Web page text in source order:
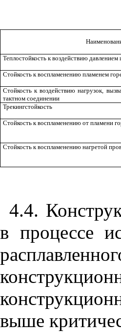
Теплостойкость к воздействию давлением
Стойкость к воспламенению пламенем
Стойкость к воз­действию нагру­зок,
тактном сое­ди­нении
Трекингстойкость
Стойкость к восп­ламенению от пла­мени
Стойкость к восп­ламенению наг­ре­той
4.4.
в процессе
выше